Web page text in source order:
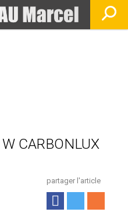
CARBONLUX
partager l'article